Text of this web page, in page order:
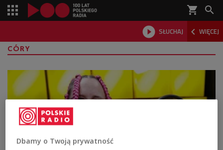
shopping_cart 
 SŁUCHAJ  WIĘCEJ

CÓRY
Dbamy o Twoją prywatność